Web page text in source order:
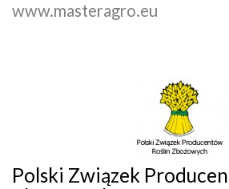
www.masteragro.eu
Polski Związek